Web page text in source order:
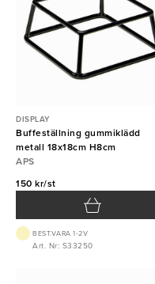
DISPLAY
Buffeställning gummiklädd
metall 18x18cm H8cm
APS
150 kr/st
BEST.VARA 1-2V
Art. Nr: S33250